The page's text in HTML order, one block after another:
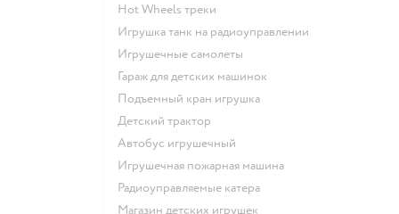
Hot Wheels треки
Игрушка танк на радиоуправлении
Игрушечные самолеты
Гараж для детских машинок
Подъемный кран игрушка
Детский трактор
Автобус игрушечный
Игрушечная пожарная машина
Радиоуправляемые катера
Магазин детских игрушек